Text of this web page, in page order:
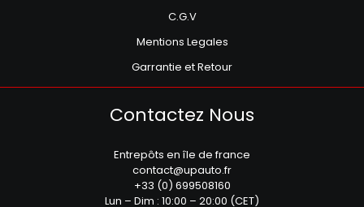
C.G.V
Mentions Legales
Garrantie et Retour
Contactez Nous
Entrepôts en île de france
contact@upauto.fr
+33 (0) 699508160
Lun – Dim : 10:00 – 20:00 (CET)